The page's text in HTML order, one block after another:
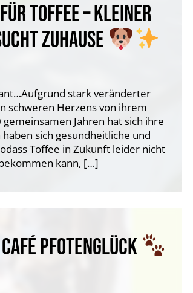
TOFFEE – KLEINER
ZUHAUSE
stark veränderter
schweren Herzens von ihrem
gemeinsamen Jahren hat sich ihre
sich gesundheitliche und
Toffee in Zukunft leider nicht
kann, […]
PFOTENGLÜCK